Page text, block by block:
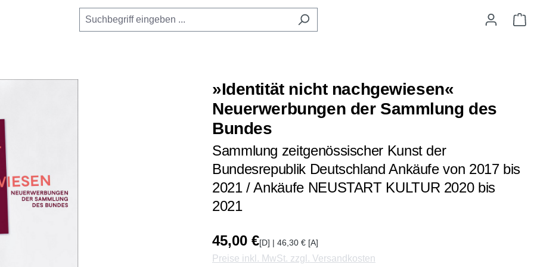
»Identität nicht nachgewiesen«
Neuerwerbungen der Sammlung des
Bundes
Sammlung zeitgenössischer Kunst der
Bundesrepublik Deutschland Ankäufe von 2017 bis
2021 / Ankäufe NEUSTART KULTUR 2020 bis
2021
45,00 €[D] | 46,30 € [A]
Preise inkl. MwSt. zzgl. Versandkosten